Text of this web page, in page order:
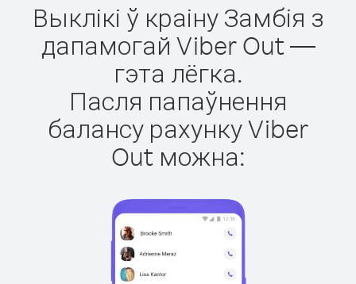
Выклікі ў краіну Замбія з
дапамогай Viber Out —
гэта лёгка.
Пасля папаўнення
балансу рахунку Viber
Out можна: